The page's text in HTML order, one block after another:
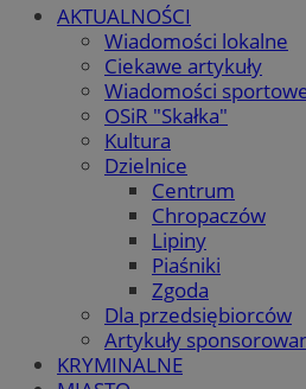
AKTUALNOŚCI
Wiadomości lokalne
Ciekawe artykuły
Wiadomości
OSiR "Skałka"
Kultura
Dzielnice
Centrum
Chropaczów
Lipiny
Piaśniki
Zgoda
Dla przedsiębiorców
Artykuły
KRYMINALNE